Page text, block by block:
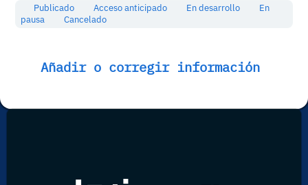
Publicado Acceso anticipado En desarrollo
En
pausa
Cancelado
Añadir o corregir información